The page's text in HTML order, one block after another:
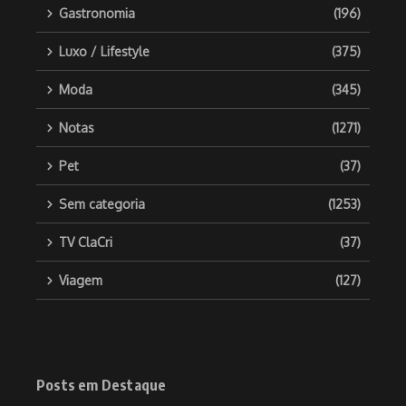
Gastronomia (196)
Luxo / Lifestyle (375)
Moda (345)
Notas (1271)
Pet (37)
Sem categoria (1253)
TV ClaCri (37)
Viagem (127)
Posts em Destaque